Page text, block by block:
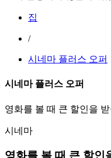
집
/
시네마 플러스 오퍼
시네마 플러스 오퍼
영화를 볼 때 큰 할인을
시네마